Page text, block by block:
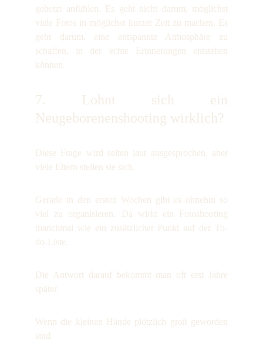
gehetzt anfühlen. Es geht nicht darum, möglichst
viele Fotos in möglichst kurzer Zeit zu machen. Es
geht darum, eine entspannte Atmosphäre zu
schaffen, in der echte Erinnerungen entstehen
können.
7. Lohnt sich ein
Neugeborenenshooting wirklich?
Diese Frage wird selten laut ausgesprochen, aber
viele Eltern stellen sie sich.
Gerade in den ersten Wochen gibt es ohnehin so
viel zu organisieren. Da wirkt ein Fotoshooting
manchmal wie ein zusätzlicher Punkt auf der To-
do-Liste.
Die Antwort darauf bekommt man oft erst Jahre
später.
Wenn die kleinen Hände plötzlich groß geworden
sind.